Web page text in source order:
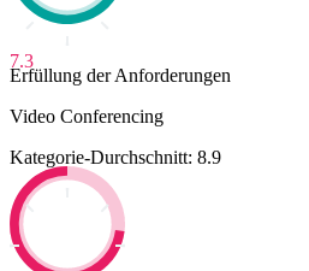
7.3
Erfüllung der Anforderungen
Video Conferencing
Kategorie-Durchschnitt: 8.9